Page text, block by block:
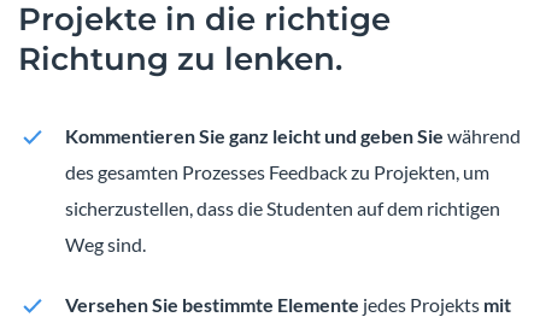
Projekte in die richtige
Richtung zu lenken.
Kommentieren Sie ganz leicht und geben Sie während
des gesamten Prozesses Feedback zu Projekten, um
sicherzustellen, dass die Studenten auf dem richtigen
Weg sind.
Versehen Sie bestimmte Elemente jedes Projekts mit